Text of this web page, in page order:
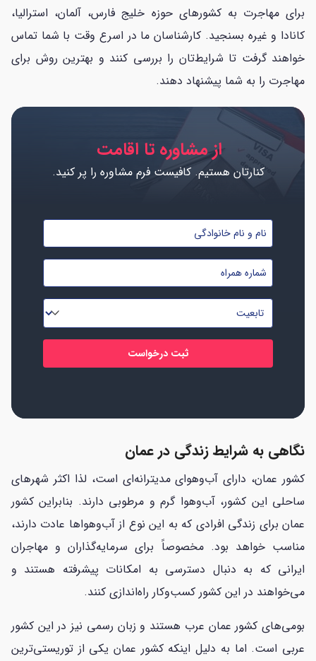
برای مهاجرت به کشورهای حوزه خلیج فارس، آلمان، استرالیا،
کانادا و غیره بسنجید. کارشناسان ما در اسرع وقت با شما تماس
خواهند گرفت تا شرایط‌تان را بررسی کنند و بهترین روش برای
مهاجرت را به شما پیشنهاد دهند.
از مشاوره تا اقامت
کنارتان هستیم. کافیست فرم مشاوره را پر کنید.
نام
و
نام
خانوادگی
شماره
موبایل
تابعیت
*
نگاهی به شرایط زندگی در عمان
کشور عمان، دارای آب‌وهوای مدیترانه‌ای است، لذا اکثر شهرهای
ساحلی این کشور، آب‌وهوا گرم و مرطوبی دارند. بنابراین کشور
عمان برای زندگی افرادی که به این نوع از آب‌وهواها عادت دارند،
مناسب خواهد بود. مخصوصاً برای سرمایه‌گذاران و مهاجران
ایرانی که به دنبال دسترسی به امکانات پیشرفته هستند و
می‌خواهند در این کشور کسب‌وکار راه‌اندازی کنند.
بومی‌های کشور عمان عرب هستند و زبان رسمی نیز در این کشور
عربی است. اما به دلیل اینکه کشور عمان یکی از توریستی‌ترین